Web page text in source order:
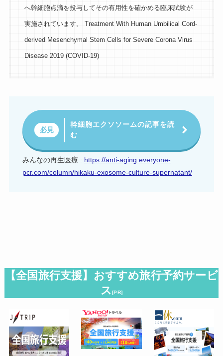
へ幹細胞点滴を投与してその有用性を確かめる臨床試験が
実施されています。 Treatment With Human Umbilical Cord-
derived Mesenchymal Stem Cells for Severe Corona Virus
Disease 2019 (COVID-19)
必見
幹細胞エクソソームの記事を読
む
みんなの再生医療 : https://anti-aging.everyone-
pcr.com/column/hikaku-exosome-culture-supernatant/
【全国旅行支援】おすすめ旅行予約サービ
ス[PR]